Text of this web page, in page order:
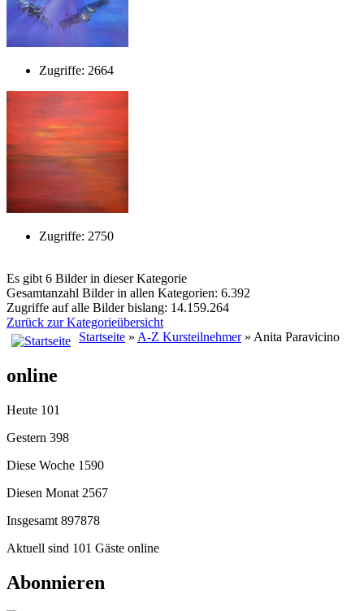
Zugriffe: 2664
Zugriffe: 2750
Es gibt 6 Bilder in dieser Kategorie
Gesamtanzahl Bilder in allen Kategorien: 6.392
Zugriffe auf alle Bilder bislang: 14.159.264
Zurück zur Kategorieübersicht
Startseite » A-Z Kursteilnehmer» Anita Paravicino
online
Heute 101
Gestern 398
Diese Woche 1590
Diesen Monat 2567
Insgesamt 897878
Aktuell sind 101 Gäste online
Abonnieren